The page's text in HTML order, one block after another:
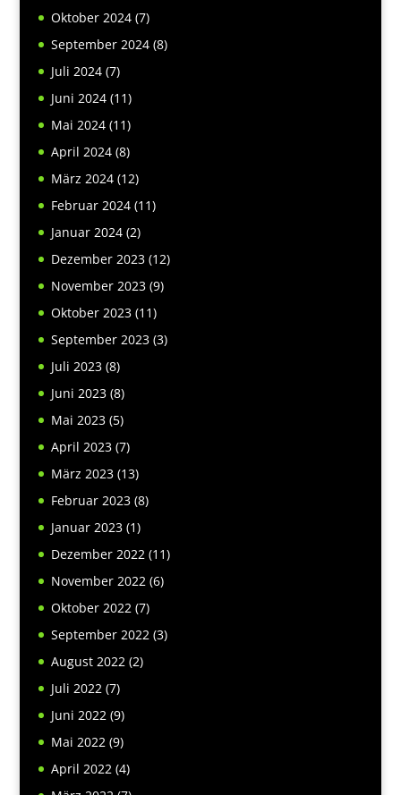
Oktober 2024(7)
September 2024(8)
Juli 2024(7)
Juni 2024(11)
Mai 2024(11)
April 2024(8)
März 2024(12)
Februar 2024(11)
Januar 2024(2)
Dezember 2023(12)
November 2023(9)
Oktober 2023(11)
September 2023(3)
Juli 2023(8)
Juni 2023(8)
Mai 2023(5)
April 2023(7)
März 2023(13)
Februar 2023(8)
Januar 2023(1)
Dezember 2022 (11)
November 2022 (6)
Oktober 2022 (7)
September 2022 (3)
August 2022 (2)
Juli 2022 (7)
Juni 2022 (9)
Mai 2022 (9)
April 2022 (4)